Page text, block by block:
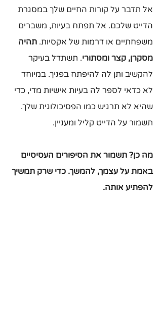
אל תדבר על קורות החיים שלך במסגרת
הדייט שלכם. אל תפתח בעיות, משברים
משפחתיים או דרמות של אקסיות. תהיה
מסקרן, קצר ומסתורי. תשתדל בעיקר
להקשיב ותן לה להיפתח בפניך. במיוחד
לא כדאי לספר לה בעיות אישיות מדי, כדי
שהיא לא תרגיש כמו הפסיכולוגית שלך.
תשמור על הדייט קליל ומעניין.
מה כן? תשמור את הסיפורים העסיסיים
באמת על עצמך, להמשך. כדי שרק תמשיך
להפתיע אותה.